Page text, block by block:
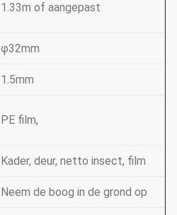
1.33m of aangepast
φ32mm
1.5mm
PE film,
Kader, deur, netto insect, film
Neem de boog in de grond op